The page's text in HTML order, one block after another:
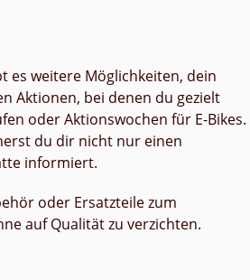
es weitere Möglichkeiten, dein
Aktionen, bei denen du gezielt
oder Aktionswochen für E-Bikes.
du dir nicht nur einen
informiert.
oder Ersatzteile zum
auf Qualität zu verzichten.